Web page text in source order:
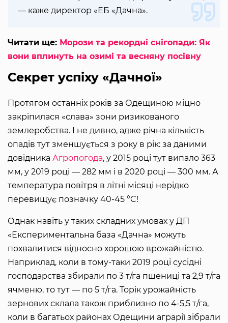
— каже директор «ЕБ «Дачна».
Читати ще: Морози та рекордні снігопади: Як
вони вплинуть на озимі та весняну посівну
Секрет успіху «Дачної»
Протягом останніх років за Одещиною міцно
закріпилася «слава» зони ризикованого
землеробства. І не дивно, адже річна кількість
опадів тут зменшується з року в рік: за даними
довідника Агропогода, у 2015 році тут випало 363
мм, у 2019 році — 282 мм і в 2020 році — 300 мм. А
температура повітря в літні місяці нерідко
перевищує позначку 40-45 °C!
Однак навіть у таких складних умовах у ДП
«Експериментальна база «Дачна» можуть
похвалитися відносно хорошою врожайністю.
Наприклад, коли в тому-таки 2019 році сусідні
господарства збирали по 3 т/га пшениці та 2,9 т/га
ячменю, то тут — по 5 т/га. Торік урожайність
зернових склала також приблизно по 4-5,5 т/га,
коли в багатьох районах Одещини аграрії зібрали